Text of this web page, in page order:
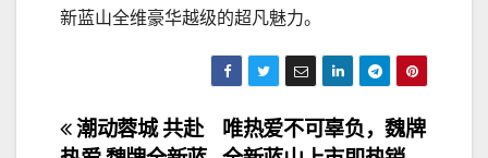
新蓝山全维豪华越级的超凡魅力。
文
唯热爱不可辜负，魏牌
潮动蓉城 共赴